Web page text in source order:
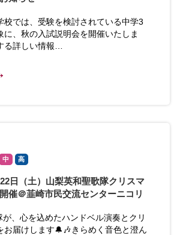
校では、受験を検討されている中学3
に、秋の入試説明会を開催いたしま
る詳しい情報…
中 高
22日（土）山梨英和聖歌隊クリスマ
催＠韮崎市民交流センターニコリ
が、心を込めたハンドベル演奏とクリ
お届けします🔔🎶きらめく音色と澄ん